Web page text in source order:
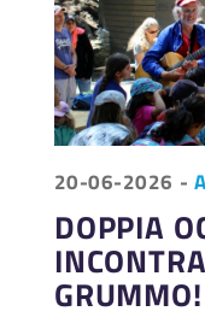
20-06-2026 -
DOPPIA
GRUMMO!